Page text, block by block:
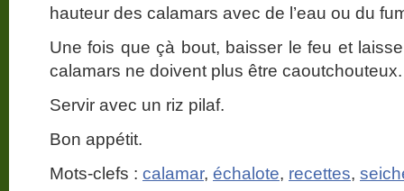
hauteur des calamars avec de l’eau ou du
Une fois que çà bout, baisser le feu et
calamars ne doivent plus être caoutchouteux.
Servir avec un riz pilaf.
Bon appétit.
Mots-clefs : calamar, échalote, recettes,